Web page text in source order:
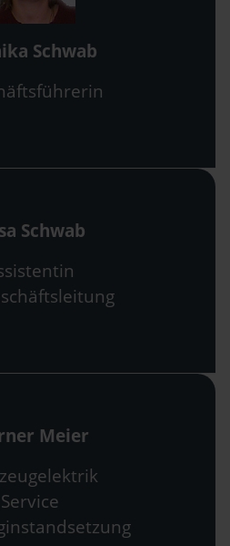
Schwab
Schwab
Meier
Service